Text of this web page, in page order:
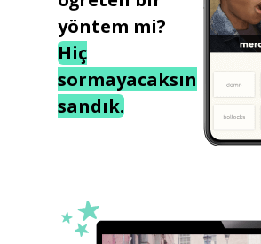
yöntem mi?
Hiç
sormayacaksın
sandık.